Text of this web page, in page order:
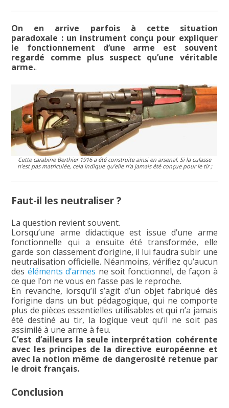
On en arrive parfois à cette situation
paradoxale : un instrument conçu pour expliquer
le fonctionnement d’une arme est souvent
regardé comme plus suspect qu’une véritable
arme..
Cette carabine Berthier 1916 a été construite ainsi en arsenal. Si la culasse
n’est pas matriculée, cela indique qu’elle n’a jamais été conçue pour le tir ;
Faut-il les neutraliser ?
La question revient souvent.
Lorsqu’une arme didactique est issue d’une arme
fonctionnelle qui a ensuite été transformée, elle
garde son classement d’origine, il lui faudra subir une
neutralisation officielle. Néanmoins, vérifiez qu’aucun
des éléments d’armes ne soit fonctionnel, de façon à
ce que l’on ne vous en fasse pas le reproche.
En revanche, lorsqu’il s’agit d’un objet fabriqué dès
l’origine dans un but pédagogique, qui ne comporte
plus de pièces essentielles utilisables et qui n’a jamais
été destiné au tir, la logique veut qu’il ne soit pas
assimilé à une arme à feu.
C’est d’ailleurs la seule interprétation cohérente
avec les principes de la directive européenne et
avec la notion même de dangerosité retenue par
le droit français.
Conclusion